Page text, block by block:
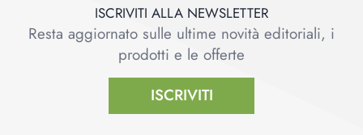
ISCRIVITI ALLA NEWSLETTER
Resta aggiornato sulle ultime novità editoriali, i
prodotti e le offerte
ISCRIVITI